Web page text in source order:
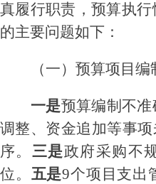
真履行职责，预算执行
的主要问题如下：
（一）预算项目
一是预算编制不准
调整、资金追加等事项
序。 三是政府采购不
位。 五是9个项目支出